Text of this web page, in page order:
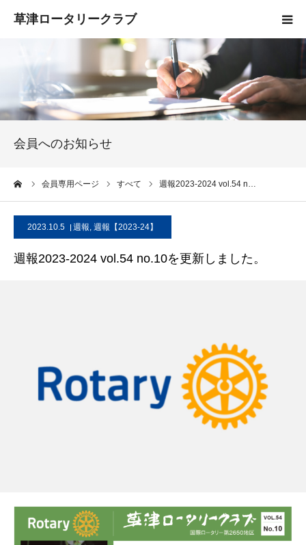
会員へのお知らせ
会員専用ページ すべて 週報2023-2024 vol.54 n…
2023.10.5 週報, 週報【2023-24】
週報2023-2024 vol.54 no.10を更新しました。
クラブ概要
入会案内
活動報告
お問い合わせ